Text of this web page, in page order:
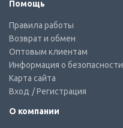
Помощь
Правила работы
Возврат и обмен
Оптовым клиентам
Информация о безопасности
Карта сайта
Вход / Регистрация
О компании